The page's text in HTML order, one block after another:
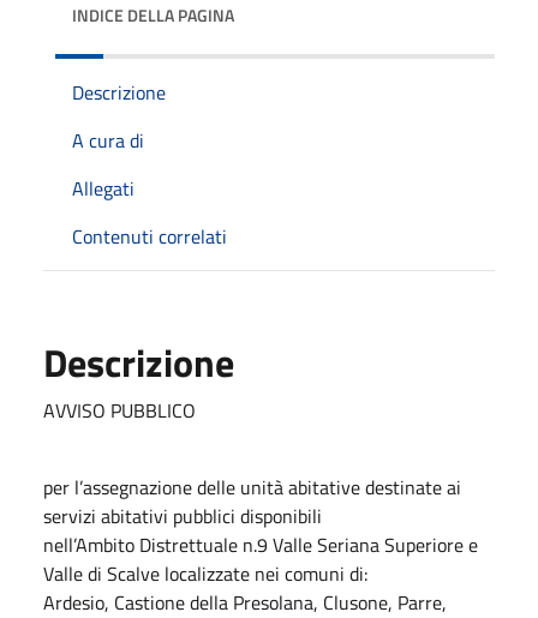
INDICE DELLA PAGINA
Descrizione
A cura di
Allegati
Contenuti correlati
Descrizione
AVVISO PUBBLICO
per l’assegnazione delle unità abitative destinate ai
servizi abitativi pubblici disponibili
nell’Ambito Distrettuale n.9 Valle Seriana Superiore e
Valle di Scalve localizzate nei comuni di:
Ardesio, Castione della Presolana, Clusone, Parre,